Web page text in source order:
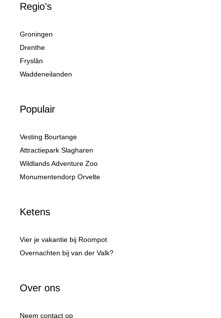
Regio’s
Groningen
Drenthe
Fryslân
Waddeneilanden
Populair
Vesting Bourtange
Attractiepark Slagharen
Wildlands Adventure Zoo
Monumentendorp Orvelte
Ketens
Vier je vakantie bij Roompot
Overnachten bij van der Valk?
Over ons
Neem contact op